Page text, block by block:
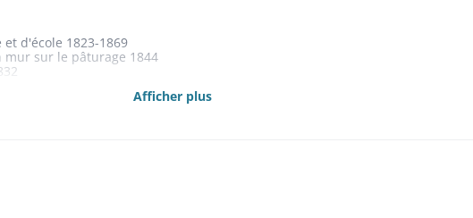
d'école 1823-1869
sur le pâturage 1844
Afficher plus